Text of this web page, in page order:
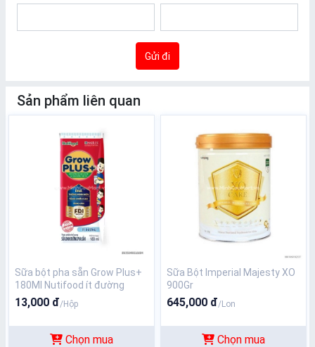
Gửi đi
Sản phẩm liên quan
Sữa bột pha sẵn Grow Plus+
180Ml Nutifood ít đường
13,000 đ/Hộp
Chọn mua
Sữa Bột Imperial Majesty XO
900Gr
645,000 đ/Lon
Chọn mua